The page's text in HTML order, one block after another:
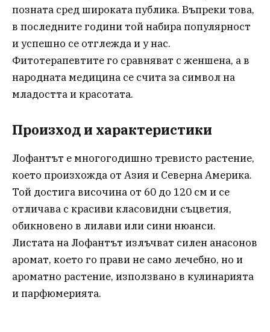
позната сред широката публика. Въпреки това,
в последните години той набира популярност
и успешно се отглежда и у нас.
Фитотерапевтите го сравняват с женшена, а в
народната медицина се счита за символ на
младостта и красотата.
Произход и характеристики
Лофантът е многогодишно тревисто растение,
което произхожда от Азия и Северна Америка.
Той достига височина от 60 до 120 см и се
отличава с красиви класовидни съцветия,
обикновено в лилави или сини нюанси.
Листата на Лофантът излъчват силен анасонов
аромат, което го прави не само лечебно, но и
ароматно растение, използвано в кулинарията
и парфюмерията.